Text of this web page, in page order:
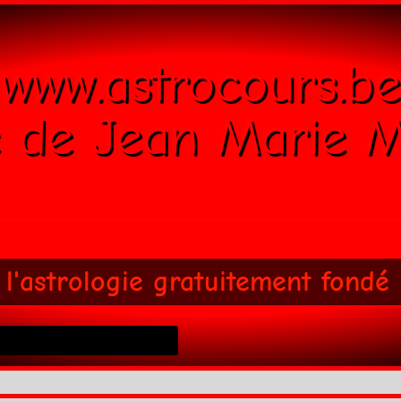
www.astrocours.be
de Jean Marie
gratuitement fondé